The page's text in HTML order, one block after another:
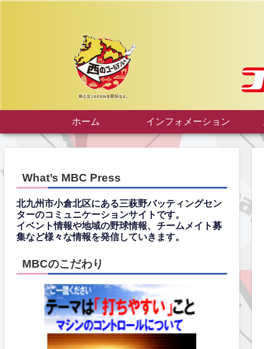
ホーム インフォメーション
What’s MBC Press
北九州市小倉北区にある三萩野バッティングセン
ターのコミュニケーションサイトです。
イベント情報や地域の野球情報、チームメイト募
集など様々な情報を発信していきます。
MBCのこだわり